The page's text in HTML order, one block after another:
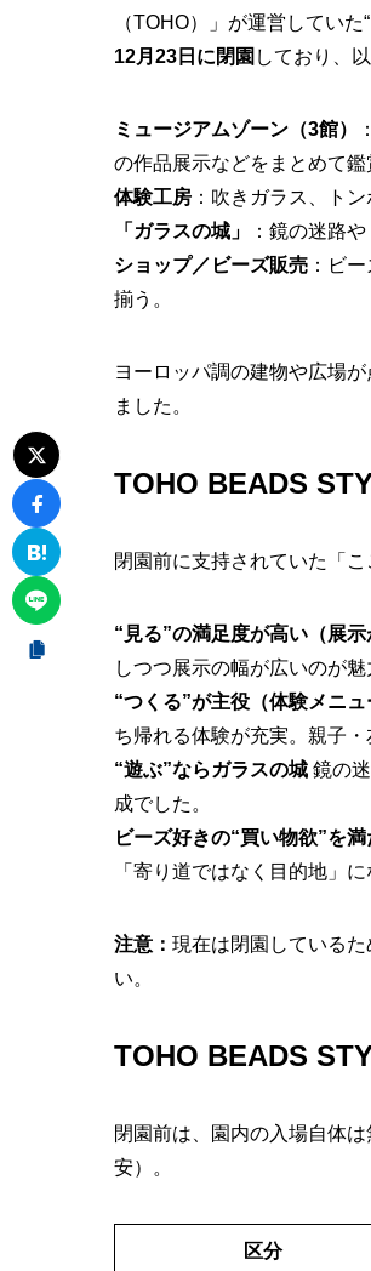
（TOHO）」が運営してい
12月23日に閉園 しており、
ミュージアムゾーン（3館）
の作品展示などをまとめて鑑
体験工房：吹きガラス、トン
「ガラスの城」
：鏡の迷路
ショップ／ビーズ販売：ビー
揃う。
ヨーロッパ調の建物や広場
ました。
TOHO BEADS
閉園前に支持されていた「
“見る”の満足度が高い（展示
しつつ展示の幅が広いのが魅
“つくる”が主役（体験メニュ
ち帰れる体験が充実。親子
“遊ぶ”ならガラスの城鏡の迷
成でした。
ビーズ好きの“買い物欲”を満
「寄り道ではなく目的地」
注意： 現在は閉園している
い。
TOHO BEADS
閉園前は、園内の入場自体
安）。
区分